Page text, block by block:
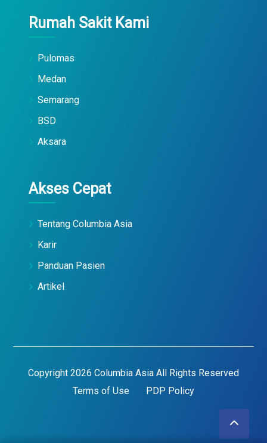
Rumah Sakit Kami
Pulomas
Medan
Semarang
BSD
Aksara
Akses Cepat
Tentang Columbia Asia
Karir
Panduan Pasien
Artikel
Copyright 2026 Columbia Asia All Rights Reserved
Terms of Use
PDP Policy